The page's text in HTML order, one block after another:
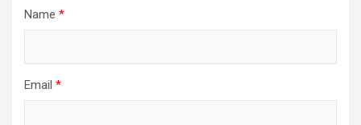
Name *
Email *